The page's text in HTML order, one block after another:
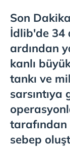
Son
İdlib'de 34
ardından
kanlı
tankı ve
sarsıntıya
sebep